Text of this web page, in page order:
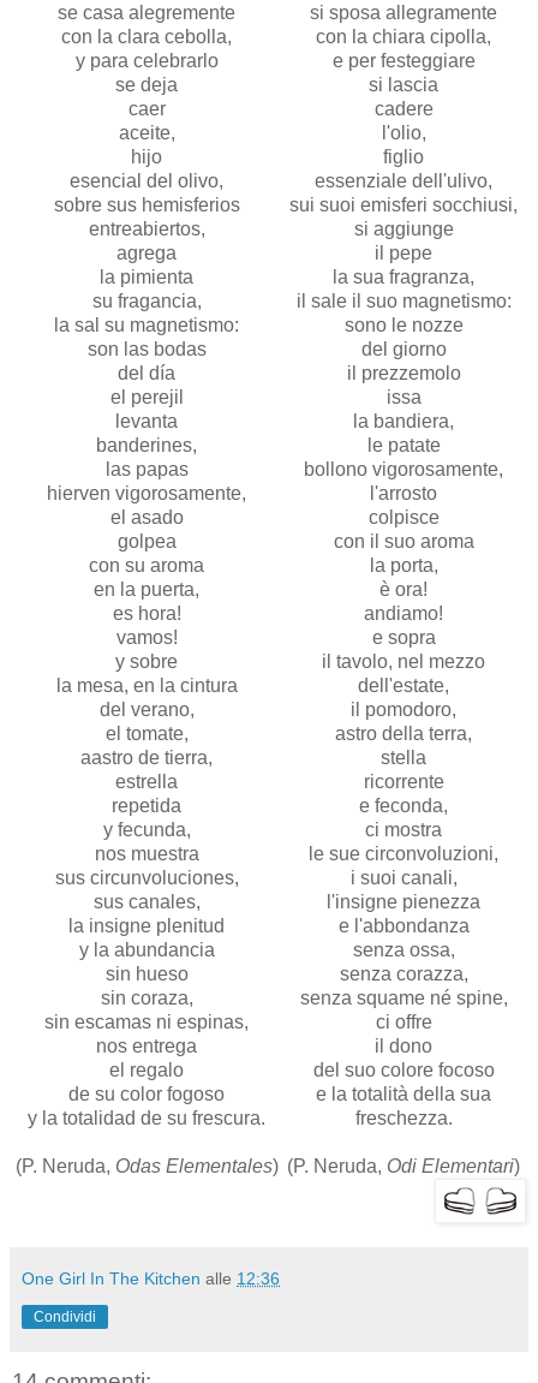
se casa alegremente
con la clara cebolla,
y para celebrarlo
se deja
caer
aceite,
hijo
esencial del olivo,
sobre sus hemisferios
entreabiertos,
agrega
la pimienta
su fragancia,
la sal su magnetismo:
son las bodas
del día
el perejil
levanta
banderines,
las papas
hierven vigorosamente,
el asado
golpea
con su aroma
en la puerta,
es hora!
vamos!
y sobre
la mesa, en la cintura
del verano,
el tomate,
aastro de tierra,
estrella
repetida
y fecunda,
nos muestra
sus circunvoluciones,
sus canales,
la insigne plenitud
y la abundancia
sin hueso
sin coraza,
sin escamas ni espinas,
nos entrega
el regalo
de su color fogoso
y la totalidad de su frescura.
(P. Neruda, Odas Elementales)
si sposa allegramente
con la chiara cipolla,
e per festeggiare
si lascia
cadere
l'olio,
figlio
essenziale dell'ulivo,
sui suoi emisferi socchiusi,
si aggiunge
il pepe
la sua fragranza,
il sale il suo magnetismo:
sono le nozze
del giorno
il prezzemolo
issa
la bandiera,
le patate
bollono vigorosamente,
l'arrosto
colpisce
con il suo aroma
la porta,
è ora!
andiamo!
e sopra
il tavolo, nel mezzo
dell'estate,
il pomodoro,
astro della terra,
stella
ricorrente
e feconda,
ci mostra
le sue circonvoluzioni,
i suoi canali,
l'insigne pienezza
e l'abbondanza
senza ossa,
senza corazza,
senza squame né spine,
ci offre
il dono
del suo colore focoso
e la totalità della sua
freschezza.
(P. Neruda, Odi Elementari)
One Girl In The Kitchen alle 12:36
Condividi